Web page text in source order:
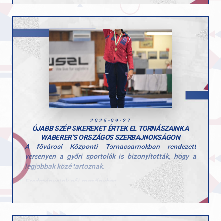
címvédő BHSE mögött. A fiúk minden szeren nagy
névjegyüket az ország legjobbjai között.
Az eredmény újabb bizonyíték arra, hogy Győrben erős
alapokon áll a tornasport, és a jövőben is sok szép
sikert tartogat számunkra. Büszkék vagyunk rátok!
Hajrá GYAC!
2025-09-27
ÚJABB SZÉP SIKEREKET ÉRTEK EL TORNÁSZAINK A
WABERER’S ORSZÁGOS SZERBAJNOKSÁGON
A fővárosi Központi Tornacsarnokban rendezett
versenyen a győri sportolók is bizonyították, hogy a
legjobbak közé tartoznak.
Eredményeink női mezőnyben
• Péter Sára ugrásban ezüstérmet szerzett (13.150)